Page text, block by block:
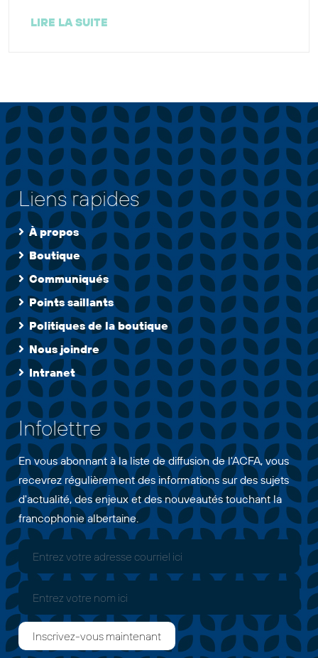
LIRE LA SUITE
Liens rapides
À propos
Boutique
Communiqués
Points saillants
Politiques de la boutique
Nous joindre
Intranet
Infolettre
En vous abonnant à la liste de diffusion de l'ACFA, vous
recevrez régulièrement des informations sur des sujets
d'actualité, des enjeux et des nouveautés touchant la
francophonie albertaine.